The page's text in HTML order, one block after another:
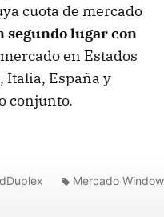
cuota de mercado
segundo lugar con
en Estados
Italia, España y
conjunto.
Mercado